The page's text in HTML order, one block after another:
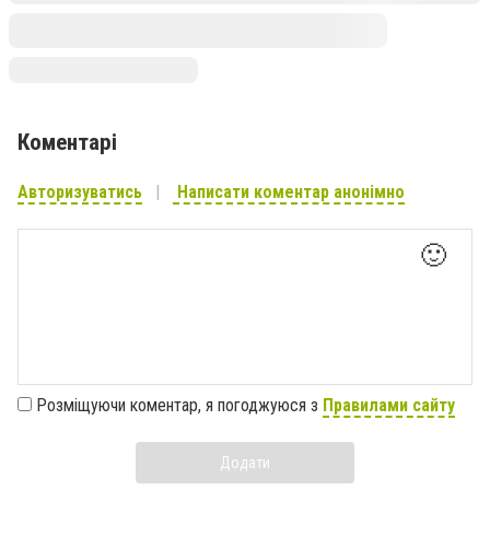
Коментарі
Авторизуватись Написати коментар анонімно
🙂
Розміщуючи коментар, я погоджуюся з Правилами сайту
Додати